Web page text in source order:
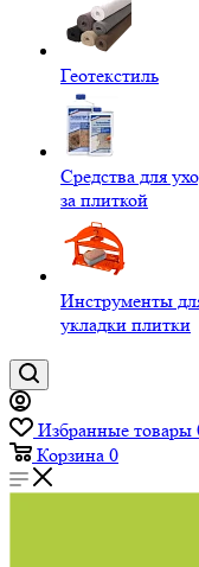
Геотекстиль
Средства для
за плиткой
Инструменты
укладки плитки
Избранные товары
Корзина 0